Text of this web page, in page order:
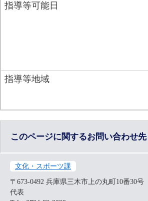
指導等可能日
指導等地域
このページに関するお問い合わせ先
文化・スポーツ課
〒673-0492 兵庫県三木市上の丸町10番30号
代表